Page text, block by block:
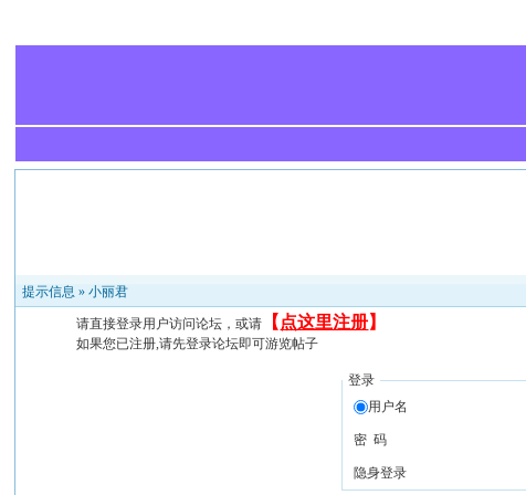
提示信息 »小丽君
请直接登录用户访问论坛，或请 【 点这里注册】
如果您已注册,请先登录论坛即可游览帖子
登录
用户名
密 码
隐身登录